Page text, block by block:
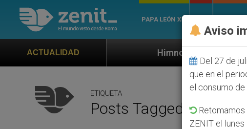
PAPA LEÓN XIV
ACTUALIDADHimno oficial de la Jornada Mundial de la
ETIQUETA
Posts Tagged
Aviso
Del 27 de
que en el
el consumo de
Retomamos
ZENIT el lunes